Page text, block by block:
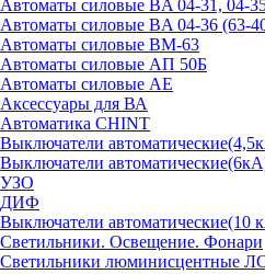
Автоматы силовые BA 04-31, 04-
Автоматы силовые BA 04-36 (63-
Автоматы силовые ВМ-63
Автоматы силовые АП 50Б
Автоматы силовые АЕ
Аксессуары для ВА
Автоматика CHINT
Выключатели
Выключатели
УЗО
ДИФ
Выключатели автоматические(10
Светильники. Освещение. Фонари
Светильники